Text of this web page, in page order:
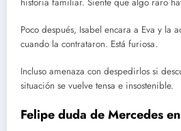
Poco después, Isabel encara a Eva y la
cuando la contrataron. Está furiosa.
Incluso amenaza con despedirlos si
situación se vuelve tensa e insostenible.
Felipe duda de Mercedes